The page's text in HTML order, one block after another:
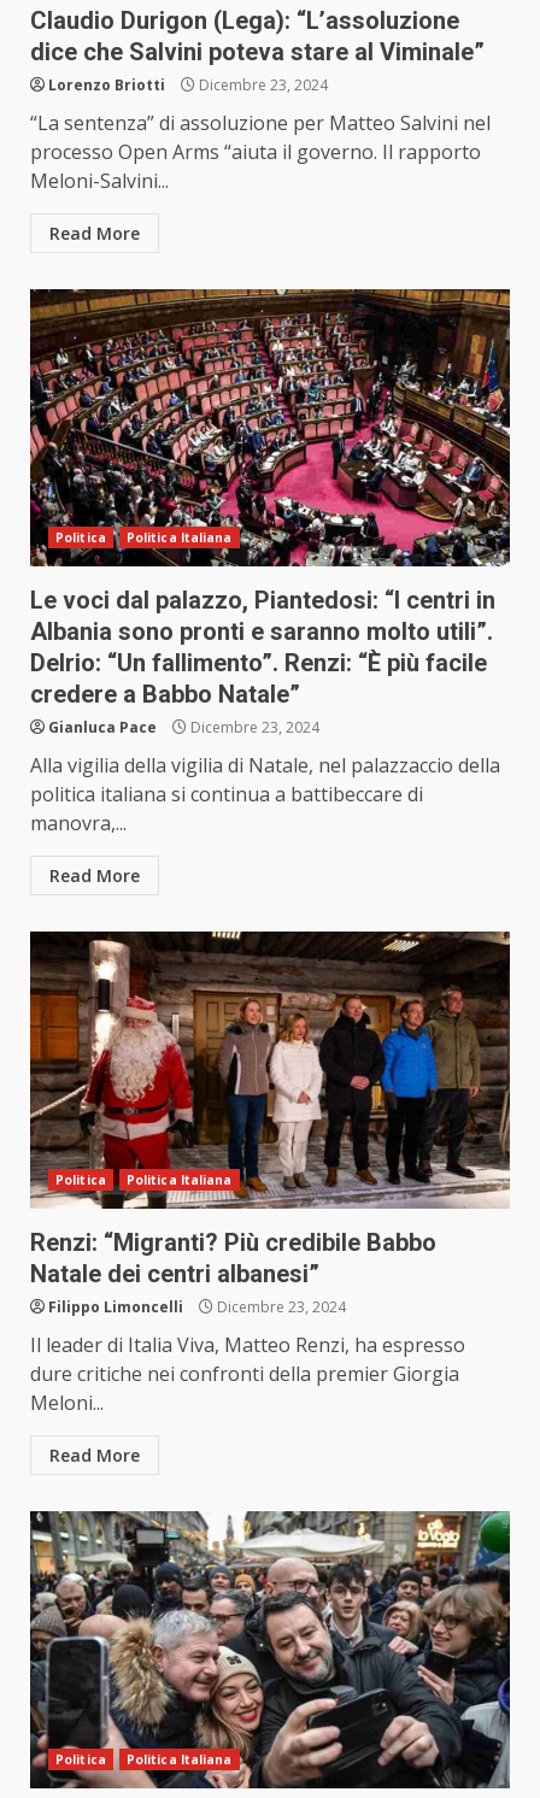
Claudio Durigon (Lega): “L’assoluzione
dice che Salvini poteva stare al Viminale”
Lorenzo Briotti Dicembre 23, 2024
“La sentenza” di assoluzione per Matteo Salvini nel
processo Open Arms “aiuta il governo. Il rapporto
Meloni-Salvini...
Read More
Politica Politica Italiana
Le voci dal palazzo, Piantedosi: “I centri in
Albania sono pronti e saranno molto utili”.
Delrio: “Un fallimento”. Renzi: “È più facile
credere a Babbo Natale”
Gianluca Pace Dicembre 23, 2024
Alla vigilia della vigilia di Natale, nel palazzaccio della
politica italiana si continua a battibeccare di
manovra,...
Read More
Politica Politica Italiana
Renzi: “Migranti? Più credibile Babbo
Natale dei centri albanesi”
Filippo Limoncelli Dicembre 23, 2024
Il leader di Italia Viva, Matteo Renzi, ha espresso
dure critiche nei confronti della premier Giorgia
Meloni...
Read More
Politica Politica Italiana